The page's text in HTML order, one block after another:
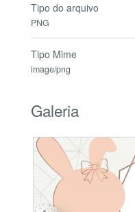
Tipo do arquivo
PNG
Tipo Mime
image/png
Galeria